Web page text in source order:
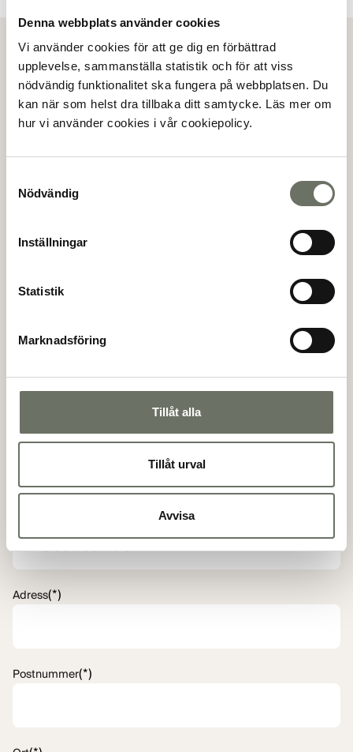
Denna webbplats använder cookies
Vi använder cookies för att ge dig en förbättrad
upplevelse, sammanställa statistik och för att viss
nödvändig funktionalitet ska fungera på webbplatsen. Du
kan när som helst dra tillbaka ditt samtycke. Läs mer om
hur vi använder cookies i vår cookiepolicy.
Nödvändig
Inställningar
Statistik
Marknadsföring
Tillåt alla
Tillåt urval
Avvisa
Visa alla bilder
Köpanmälan
Genom att göra en köpanmälan så anmäler du ditt
sedan att kontakta dig för vidare information.
Förnamn(*)
E-postadress(*)
Adress(*)
Postnummer(*)